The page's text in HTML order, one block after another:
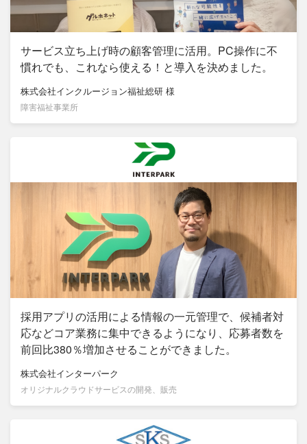
サービス立ち上げ時の顧客管理に活用。PC操作に不
慣れでも、これなら使える！と導入を決めました。
株式会社インクルージョン福祉総研 様
障害福祉事業所
採用アプリの活用による情報の一元管理で、候補者対
応などコア業務に集中できるようになり、応募者数を
前回比380％増加させることができました。
株式会社インターパーク
オリジナルクラウドサービスの開発、販売